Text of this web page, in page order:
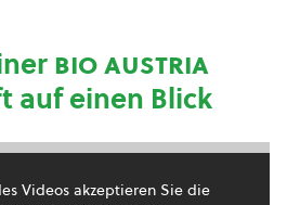
bio austria
auf einen Blick
Videos akzeptieren Sie die